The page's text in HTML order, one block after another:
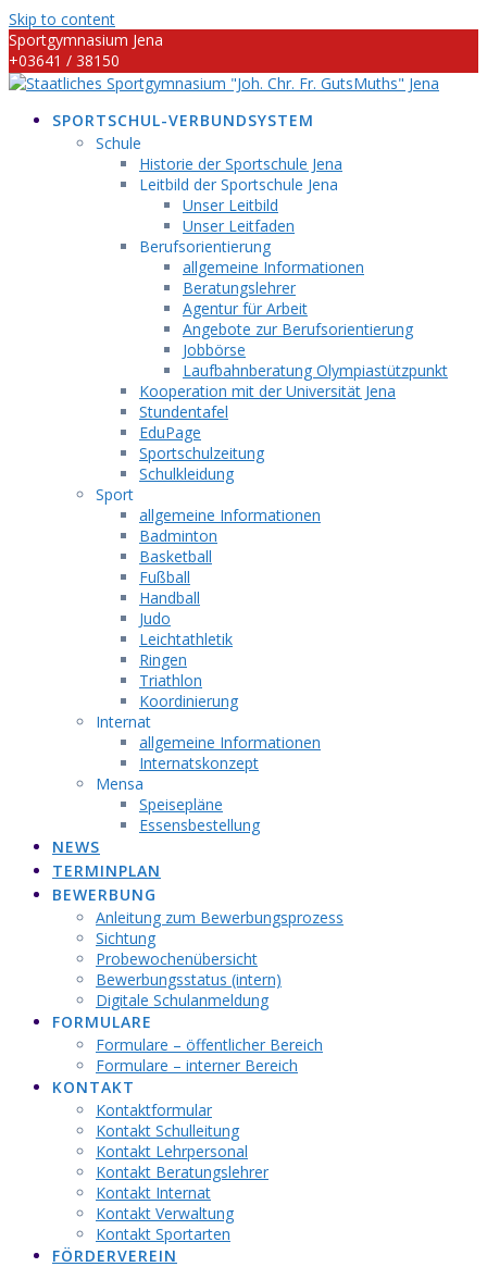
Skip to content
Sportgymnasium Jena
+03641 / 38150
info@sportgymnasium-jena.info
SPORTSCHUL-VERBUNDSYSTEM
Schule
Historie der Sportschule Jena
Leitbild der Sportschule Jena
Unser Leitbild
Unser Leitfaden
Berufsorientierung
allgemeine Informationen
Beratungslehrer
Agentur für Arbeit
Angebote zur Berufsorientierung
Jobbörse
Laufbahnberatung Olympiastützpunkt
Kooperation mit der Universität Jena
Stundentafel
EduPage
Sportschulzeitung
Schulkleidung
Sport
allgemeine Informationen
Badminton
Basketball
Fußball
Handball
Judo
Leichtathletik
Ringen
Triathlon
Koordinierung
Internat
allgemeine Informationen
Internatskonzept
Mensa
Speisepläne
Essensbestellung
NEWS
TERMINPLAN
BEWERBUNG
Anleitung zum Bewerbungsprozess
Sichtung
Probewochenübersicht
Bewerbungsstatus (intern)
Digitale Schulanmeldung
FORMULARE
Formulare – öffentlicher Bereich
Formulare – interner Bereich
KONTAKT
Kontaktformular
Kontakt Schulleitung
Kontakt Lehrpersonal
Kontakt Beratungslehrer
Kontakt Internat
Kontakt Verwaltung
Kontakt Sportarten
FÖRDERVEREIN